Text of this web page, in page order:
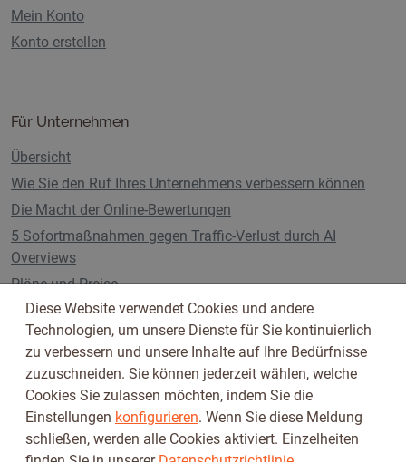
Mein Konto
Konto erstellen
Für Unternehmen
Übersicht
Wie Sie den Ruf Ihres Unternehmens verbessern können
Die Macht der Online-Bewertungen
5 Sofortmaßnahmen gegen Traffic-Verlust durch AI
Overviews
Pläne und Preise
Folge uns auf
Diese Website verwendet Cookies und andere
Technologien, um unsere Dienste für Sie kontinuierlich
zu verbessern und unsere Inhalte auf Ihre Bedürfnisse
zuzuschneiden. Sie können jederzeit wählen, welche
Cookies Sie zulassen möchten, indem Sie die
Einstellungen konfigurieren. Wenn Sie diese Meldung
schließen, werden alle Cookies aktiviert. Einzelheiten